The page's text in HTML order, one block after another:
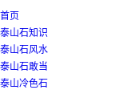
首页
泰山石知识
泰山石风水
泰山石敢当
泰山冷色石